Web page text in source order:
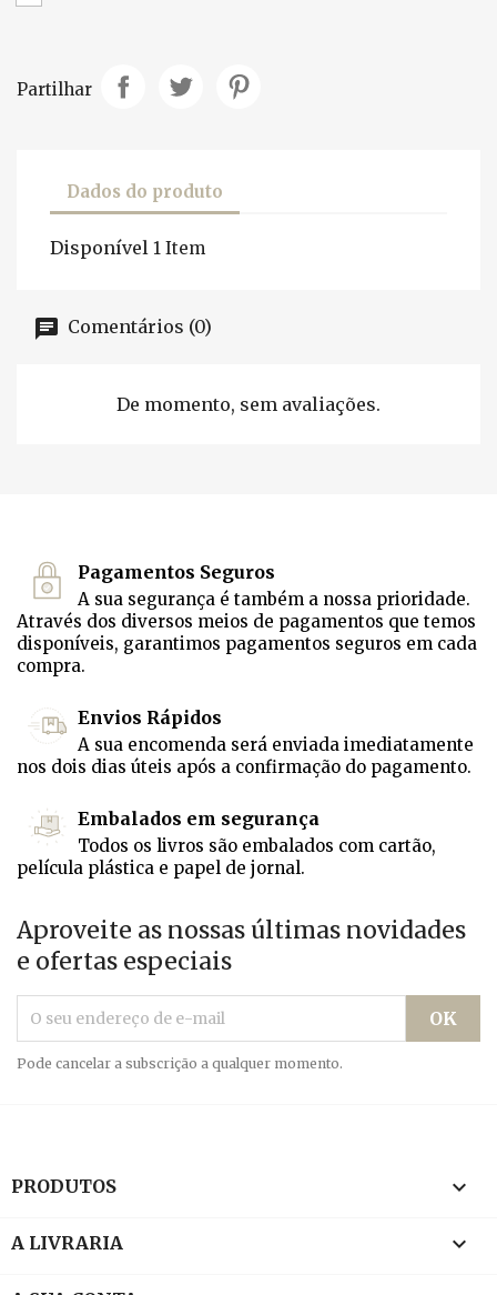
Partilhar
Dados do produto
Disponível 1 Item
Comentários (0)
De momento, sem avaliações.
Pagamentos Seguros
A sua segurança é também a nossa prioridade.
Através dos diversos meios de pagamentos que temos
disponíveis, garantimos pagamentos seguros em cada
compra.
Envios Rápidos
A sua encomenda será enviada imediatamente
nos dois dias úteis após a confirmação do pagamento.
Embalados em segurança
Todos os livros são embalados com cartão,
película plástica e papel de jornal.
Aproveite as nossas últimas novidades
e ofertas especiais
Pode cancelar a subscrição a qualquer momento.
PRODUTOS 
A LIVRARIA 